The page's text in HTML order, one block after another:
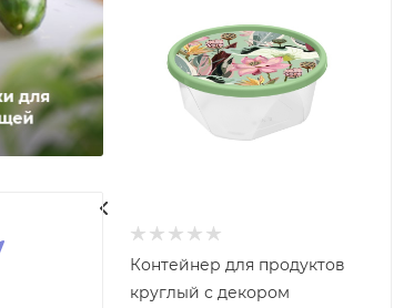
Контейнер для продуктов
круглый с декором